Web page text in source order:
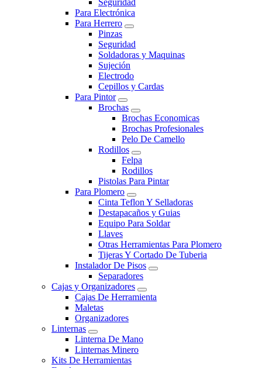
Seguridad
Para Electrónica
Para Herrero
Pinzas
Seguridad
Soldadoras y Maquinas
Sujeción
Electrodo
Cepillos y Cardas
Para Pintor
Brochas
Brochas Economicas
Brochas Profesionales
Pelo De Camello
Rodillos
Felpa
Rodillos
Pistolas Para Pintar
Para Plomero
Cinta Teflon Y Selladoras
Destapacaños y Guias
Equipo Para Soldar
Llaves
Otras Herramientas Para Plomero
Tijeras Y Cortado De Tuberia
Instalador De Pisos
Separadores
Cajas y Organizadores
Cajas De Herramienta
Maletas
Organizadores
Linternas
Linterna De Mano
Linternas Minero
Kits De Herramientas